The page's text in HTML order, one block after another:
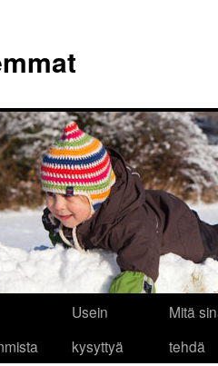
Usein
kysyttyä
Mitä
tehdä